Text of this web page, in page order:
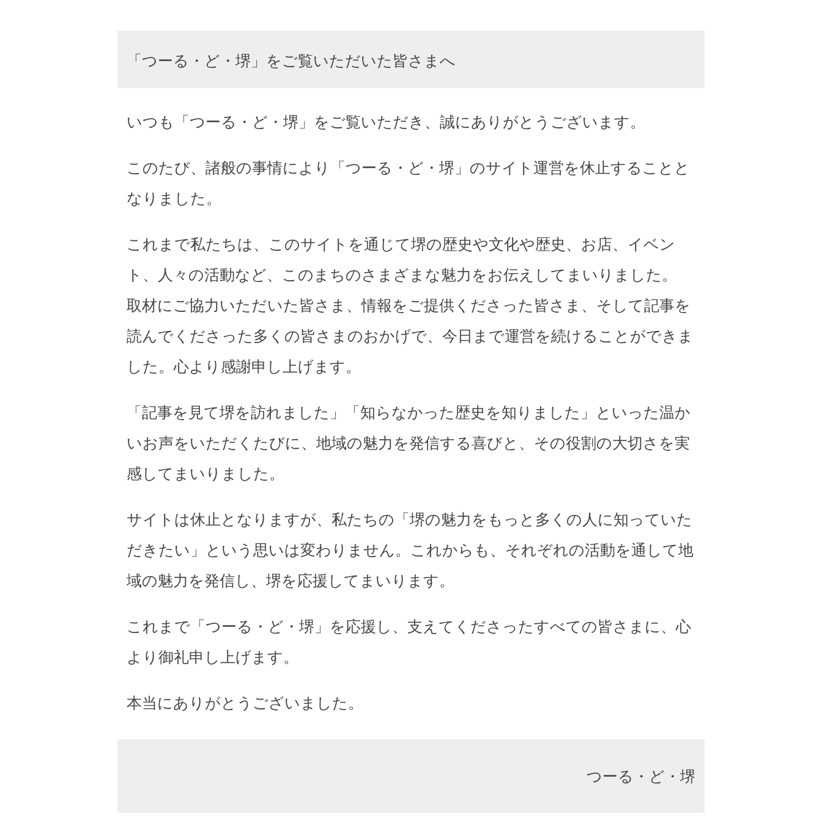
「つーる・ど・堺」をご覧いただいた皆さまへ
いつも「つーる・ど・堺」をご覧いただき、誠にありがとうございます。
このたび、諸般の事情により「つーる・ど・堺」のサイト運営を休止することと
なりました。
これまで私たちは、このサイトを通じて堺の歴史や文化や歴史、お店、イベン
ト、人々の活動など、このまちのさまざまな魅力をお伝えしてまいりました。
取材にご協力いただいた皆さま、情報をご提供くださった皆さま、そして記事を
読んでくださった多くの皆さまのおかげで、今日まで運営を続けることができま
した。心より感謝申し上げます。
「記事を見て堺を訪れました」「知らなかった歴史を知りました」といった温か
いお声をいただくたびに、地域の魅力を発信する喜びと、その役割の大切さを実
感してまいりました。
サイトは休止となりますが、私たちの「堺の魅力をもっと多くの人に知っていた
だきたい」という思いは変わりません。これからも、それぞれの活動を通して地
域の魅力を発信し、堺を応援してまいります。
これまで「つーる・ど・堺」を応援し、支えてくださったすべての皆さまに、心
より御礼申し上げます。
本当にありがとうございました。
つーる・ど・堺